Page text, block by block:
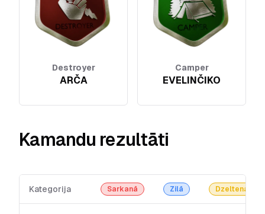
Destroyer
ARČA
Camper
EVELINČIKO
Kamandu rezultāti
Kategorija Sarkanā Zilā Dzeltenā